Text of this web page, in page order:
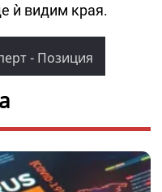
ѝ видим края.
- Позиция